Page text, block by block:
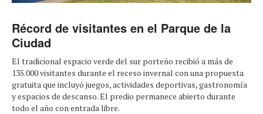
Récord de visitantes en el Parque de la
Ciudad
El tradicional espacio verde del sur porteño recibió a más de
135.000 visitantes durante el receso invernal con una propuesta
gratuita que incluyó juegos, actividades deportivas, gastronomía
y espacios de descanso. El predio permanece abierto durante
todo el año con entrada libre.